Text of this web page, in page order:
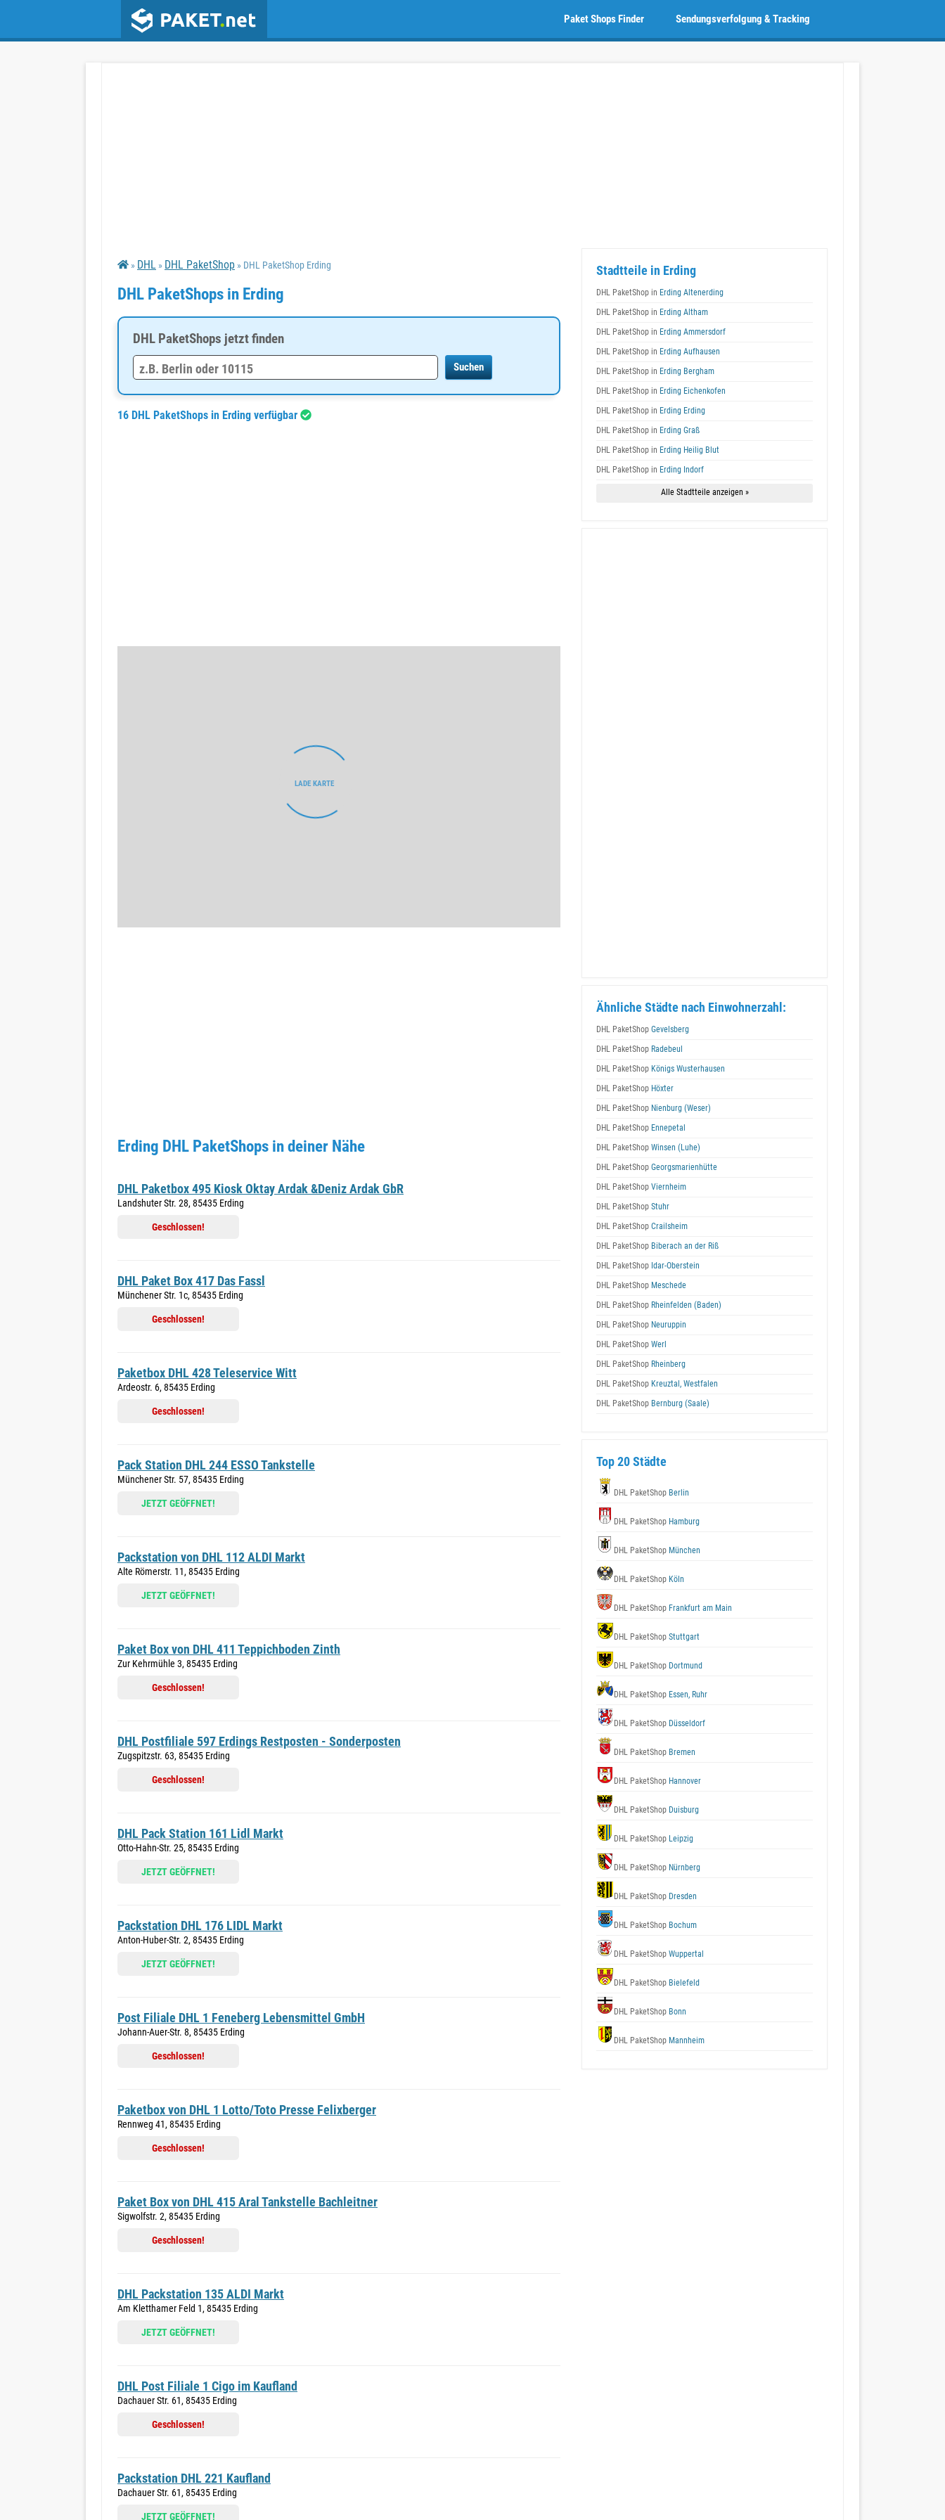
Sendungsverfolgung & Tracking
Paket Shops Finder
» DHL » DHL PaketShop » DHL PaketShop Erding
DHL PaketShops in Erding
DHL PaketShops jetzt finden
16 DHL PaketShops in Erding verfügbar
Erding DHL PaketShops in deiner Nähe
DHL Paketbox 495 Kiosk Oktay Ardak &Deniz Ardak GbR
Landshuter Str. 28, 85435 Erding
Geschlossen!
DHL Paket Box 417 Das Fassl
Münchener Str. 1c, 85435 Erding
Geschlossen!
Paketbox DHL 428 Teleservice Witt
Ardeostr. 6, 85435 Erding
Geschlossen!
Pack Station DHL 244 ESSO Tankstelle
Münchener Str. 57, 85435 Erding
JETZT GEÖFFNET!
Packstation von DHL 112 ALDI Markt
Alte Römerstr. 11, 85435 Erding
JETZT GEÖFFNET!
Paket Box von DHL 411 Teppichboden Zinth
Zur Kehrmühle 3, 85435 Erding
Geschlossen!
DHL Postfiliale 597 Erdings Restposten - Sonderposten
Zugspitzstr. 63, 85435 Erding
Geschlossen!
DHL Pack Station 161 Lidl Markt
Otto-Hahn-Str. 25, 85435 Erding
JETZT GEÖFFNET!
Packstation DHL 176 LIDL Markt
Anton-Huber-Str. 2, 85435 Erding
JETZT GEÖFFNET!
Post Filiale DHL 1 Feneberg Lebensmittel GmbH
Johann-Auer-Str. 8, 85435 Erding
Geschlossen!
Paketbox von DHL 1 Lotto/Toto Presse Felixberger
Rennweg 41, 85435 Erding
Geschlossen!
Paket Box von DHL 415 Aral Tankstelle Bachleitner
Sigwolfstr. 2, 85435 Erding
Geschlossen!
DHL Packstation 135 ALDI Markt
Am Kletthamer Feld 1, 85435 Erding
JETZT GEÖFFNET!
DHL Post Filiale 1 Cigo im Kaufland
Dachauer Str. 61, 85435 Erding
Geschlossen!
Packstation DHL 221 Kaufland
Dachauer Str. 61, 85435 Erding
JETZT GEÖFFNET!
Stadtteile in Erding
DHL PaketShop in Erding Altenerding
DHL PaketShop in Erding Altham
DHL PaketShop in Erding Ammersdorf
DHL PaketShop in Erding Aufhausen
DHL PaketShop in Erding Bergham
DHL PaketShop in Erding Eichenkofen
DHL PaketShop in Erding Erding
DHL PaketShop in Erding Graß
DHL PaketShop in Erding Heilig Blut
DHL PaketShop in Erding Indorf
Alle Stadtteile anzeigen »
Ähnliche Städte nach Einwohnerzahl:
DHL PaketShop Gevelsberg
DHL PaketShop Radebeul
DHL PaketShop Königs Wusterhausen
DHL PaketShop Höxter
DHL PaketShop Nienburg (Weser)
DHL PaketShop Ennepetal
DHL PaketShop Winsen (Luhe)
DHL PaketShop Georgsmarienhütte
DHL PaketShop Viernheim
DHL PaketShop Stuhr
DHL PaketShop Crailsheim
DHL PaketShop Biberach an der Riß
DHL PaketShop Idar-Oberstein
DHL PaketShop Meschede
DHL PaketShop Rheinfelden (Baden)
DHL PaketShop Neuruppin
DHL PaketShop Werl
DHL PaketShop Rheinberg
DHL PaketShop Kreuztal, Westfalen
DHL PaketShop Bernburg (Saale)
Top 20 Städte
DHL PaketShop Berlin
DHL PaketShop Hamburg
DHL PaketShop München
DHL PaketShop Köln
DHL PaketShop Frankfurt am Main
DHL PaketShop Stuttgart
DHL PaketShop Dortmund
DHL PaketShop Essen, Ruhr
DHL PaketShop Düsseldorf
DHL PaketShop Bremen
DHL PaketShop Hannover
DHL PaketShop Duisburg
DHL PaketShop Leipzig
DHL PaketShop Nürnberg
DHL PaketShop Dresden
DHL PaketShop Bochum
DHL PaketShop Wuppertal
DHL PaketShop Bielefeld
DHL PaketShop Bonn
DHL PaketShop Mannheim